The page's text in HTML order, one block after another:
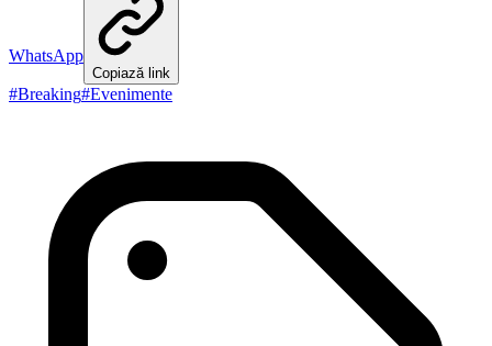
WhatsApp
Copiază link
#Breaking#Evenimente